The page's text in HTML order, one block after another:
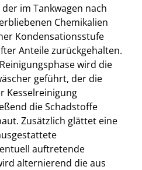
im Tankwagen nach
Chemikalien
Kondensationsstufe
Anteile zurückgehalten.
wird die
geführt, der die
Kesselreinigung
die Schadstoffe
Zusätzlich glättet eine
auftretende
alternierend die aus